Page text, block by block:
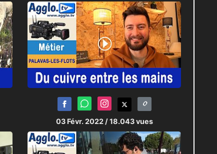
03 Févr. 2022 / 18.043 vues